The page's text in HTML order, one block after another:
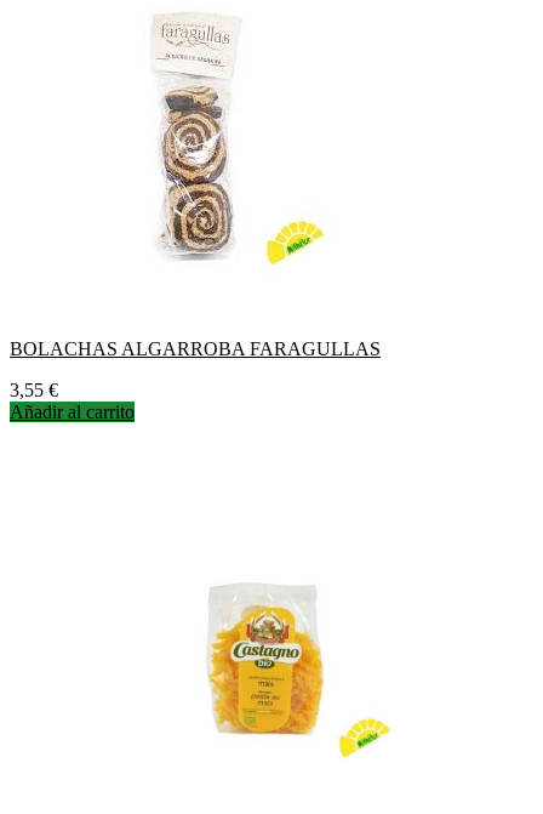
BOLACHAS ALGARROBA FARAGULLAS
Precio
3,55 €
Añadir al carrito